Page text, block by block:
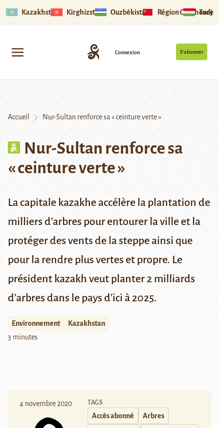
Kazakhstan Kirghizstan Ouzbékistan Région Ouïghoure
S’abonner
Connexion
Accueil Nur-Sultan renforce sa « ceinture verte »
Nur-Sultan renforce sa
« ceinture verte »
La capitale kazakhe accélère la plantation de
milliers d’arbres pour entourer la ville et la
protéger des vents de la steppe ainsi que
pour la rendre plus vertes et propre. Le
président kazakh veut planter 2 milliards
d’arbres dans le pays d'ici à 2025.
Environnement
Kazakhstan
3 minutes
4 novembre 2020 TAGS
Accès abonné Arbres